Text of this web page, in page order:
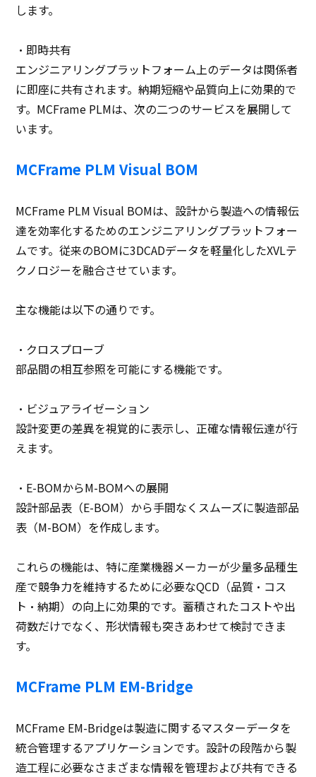
します。
・即時共有
エンジニアリングプラットフォーム上のデータは関係者
に即座に共有されます。納期短縮や品質向上に効果的で
す。MCFrame PLMは、次の二つのサービスを展開して
います。
MCFrame PLM Visual BOM
MCFrame PLM Visual BOMは、設計から製造への情報伝
達を効率化するためのエンジニアリングプラットフォー
ムです。従来のBOMに3DCADデータを軽量化したXVLテ
クノロジーを融合させています。
主な機能は以下の通りです。
・クロスプローブ
部品間の相互参照を可能にする機能です。
・ビジュアライゼーション
設計変更の差異を視覚的に表示し、正確な情報伝達が行
えます。
・E-BOMからM-BOMへの展開
設計部品表（E-BOM）から手間なくスムーズに製造部品
表（M-BOM）を作成します。
これらの機能は、特に産業機器メーカーが少量多品種生
産で競争力を維持するために必要なQCD（品質・コス
ト・納期）の向上に効果的です。蓄積されたコストや出
荷数だけでなく、形状情報も突きあわせて検討できま
す。
MCFrame PLM EM-Bridge
MCFrame EM-Bridgeは製造に関するマスターデータを
統合管理するアプリケーションです。設計の段階から製
造工程に必要なさまざまな情報を管理および共有できる